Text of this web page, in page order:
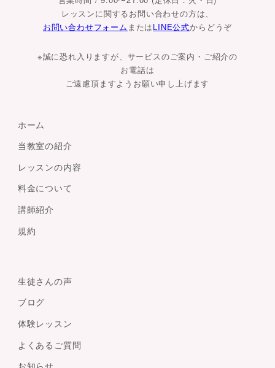
レッスンに関するお問い合わせの方は、
お問い合わせフォーム またはLINE公式からどうぞ
※誠に恐れ入りますが、サービスのご案内・ご紹介の
お電話は
ご遠慮頂ますようお願い申し上げます
ホーム
当教室の紹介
レッスンの内容
料金について
講師紹介
規約
生徒さんの声
ブログ
体験レッスン
よくあるご質問